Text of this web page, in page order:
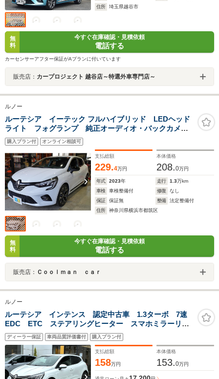
住所
埼玉県越谷市
無
料
今すぐ在庫確認・見積依頼
電話する
カーセンサーアフター保証がAプランに付いています
販売店： カープロジェクト 越谷店～特選外車専門店～
ルノー
ルーテシア イーテック フルハイブリッド LEDヘッド
ライト フォグランプ 純正オーディオ・バックカメ
ラ・Bluetooth接続・アダプティプクルーズコントロー
ル・純正17インチアルミホイール
購入プラン付 オンライン相談可
支払総額
229.4万円
本体価格
208.0万円
年式 2023年 走行 1.3万km
車検
車検整備付 修復
なし
保証
保証無 整備
法定整備付
住所
神奈川県横浜市都筑区
無
料
今すぐ在庫確認・見積依頼
電話する
販売店： Ｃｏｏｌｍａｎ ｃａｒ
ルノー
ルーテシア インテンス 認定中古車 1.3ターボ 7速
EDC ETC ステアリングヒーター スマホミラーリン
グ AUX・USB入力 自動ハイビームLED アダプティ
ブクルコン 後カメラ スマートキー ワンオーナー禁
煙
ディーラー保証 車両品質評価書付 購入プラン付
支払総額
158万円
本体価格
153.0万円